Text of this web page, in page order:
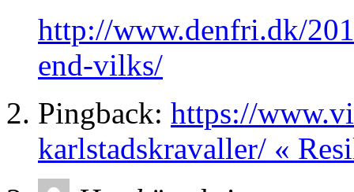
http://www.denfri.dk/
end-vilks/
Pingback: https://
karlstadskravaller/ «